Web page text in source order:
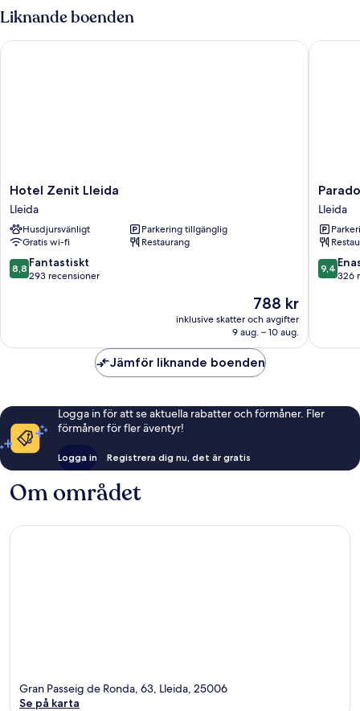
anslutande
rum
bed
Liknande boenden
Hotel
Zenit
Lleida
Lleida
Hotel Zenit Lleida
Lleida
Husdjursvänligt
Parkering tillgänglig
Gratis wi-fi
Restaurang
8.8
av
8,8 Fantastiskt
293 recensioner
Priset
är
788 kr
788 kr
inklusive skatter och avgifter
9 aug. – 10 aug.
Hotel Zenit Lleida
Parador
de
Lleida
Lleida
Lleida
9.4
av
9,4
326
Parador
Jämför liknande boenden
Logga in för att se aktuella rabatter och förmåner. Fler
förmåner för fler äventyr!
Logga in Registrera dig nu, det är gratis
Om området
Gran Passeig de Ronda, 63, Lleida, 25006
Se på karta